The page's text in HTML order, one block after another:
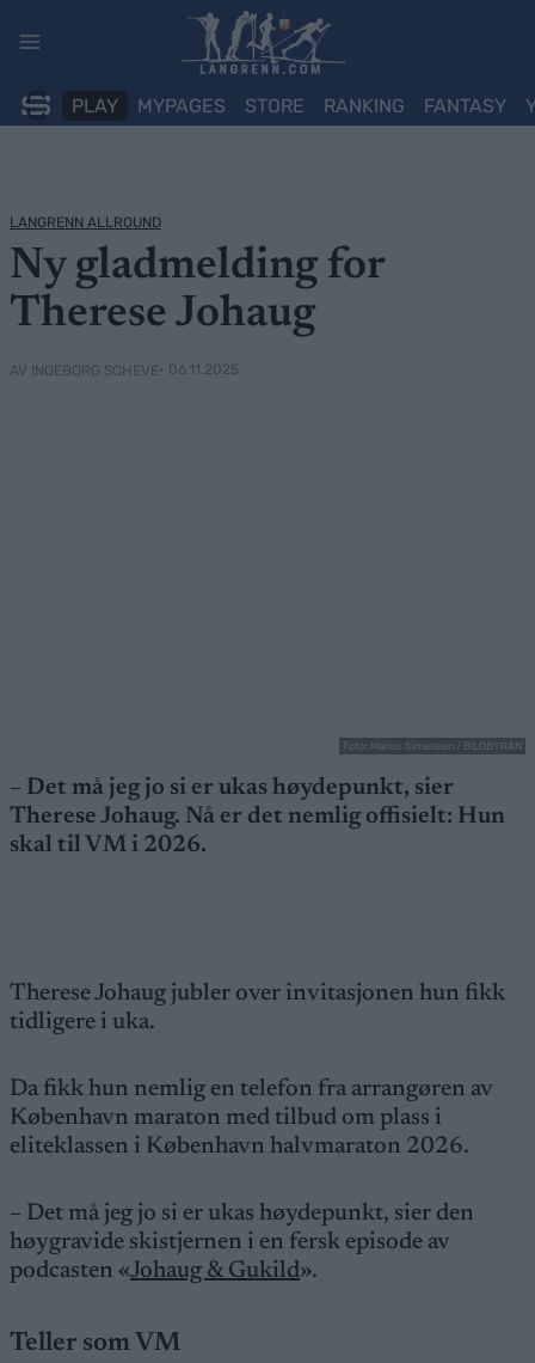
PLAY MYPAGES STORE RANKING FANTASY
LANGRENN ALLROUND
Ny gladmelding for
Therese Johaug
AV INGEBORG SCHEVE• 06.11.2025
Foto: Marius Simensen / BILDBYRÅN
– Det må jeg jo si er ukas høydepunkt, sier
Therese Johaug. Nå er det nemlig offisielt: Hun
skal til VM i 2026.
Therese Johaug jubler over invitasjonen hun fikk
tidligere i uka.
Da fikk hun nemlig en telefon fra arrangøren av
København maraton med tilbud om plass i
eliteklassen i København halvmaraton 2026.
– Det må jeg jo si er ukas høydepunkt, sier den
høygravide skistjernen i en fersk episode av
podcasten «Johaug & Gukild».
Teller som VM